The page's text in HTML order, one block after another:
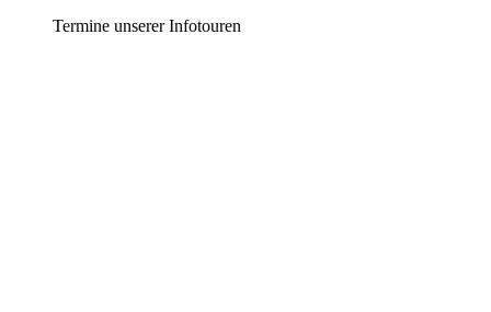
Termine unserer Infotouren